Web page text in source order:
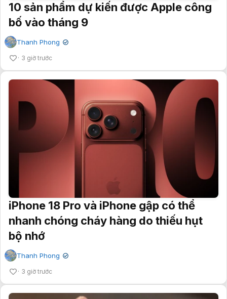
10 sản phẩm dự kiến được Apple công
bố vào tháng 9
Thanh Phong ✔
3 giờ trước
iPhone 18 Pro và iPhone gập có thể
nhanh chóng cháy hàng do thiếu hụt
bộ nhớ
Thanh Phong ✔
3 giờ trước